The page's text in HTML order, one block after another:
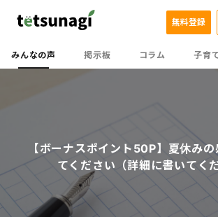
みんなの声 掲示板 コラム 子育
無料登録
【ボーナスポイント50P】夏休み
てください（詳細に書いてく